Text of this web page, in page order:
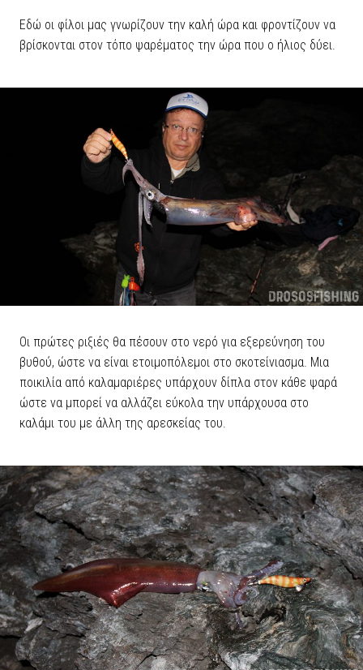
Εδώ οι φίλοι μας γνωρίζουν την καλή ώρα και φροντίζουν να
βρίσκονται στον τόπο ψαρέματος την ώρα που ο ήλιος δύει.
Οι πρώτες ριξιές θα πέσουν στο νερό για εξερεύνηση του
βυθού, ώστε να είναι ετοιμοπόλεμοι στο σκοτείνιασμα. Μια
ποικιλία από καλαμαριέρες υπάρχουν δίπλα στον κάθε ψαρά
ώστε να μπορεί να αλλάζει εύκολα την υπάρχουσα στο
καλάμι του με άλλη της αρεσκείας του.